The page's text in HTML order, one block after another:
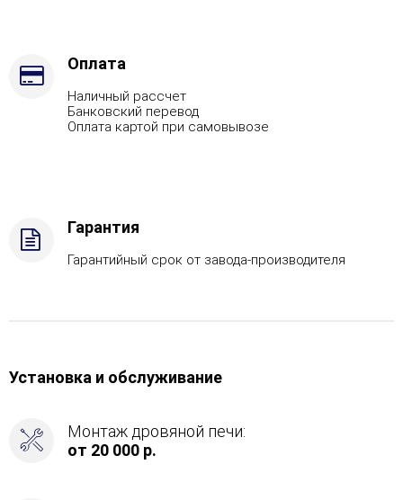
Газ,
Комплектация
Сзади,
Оплата
Наличный рассчет
Банковский перевод
Оплата картой при самовывозе
Гарантия
Гарантийный срок от завода-производителя
Установка и обслуживание
Монтаж дровяной печи:
от 20 000 р.